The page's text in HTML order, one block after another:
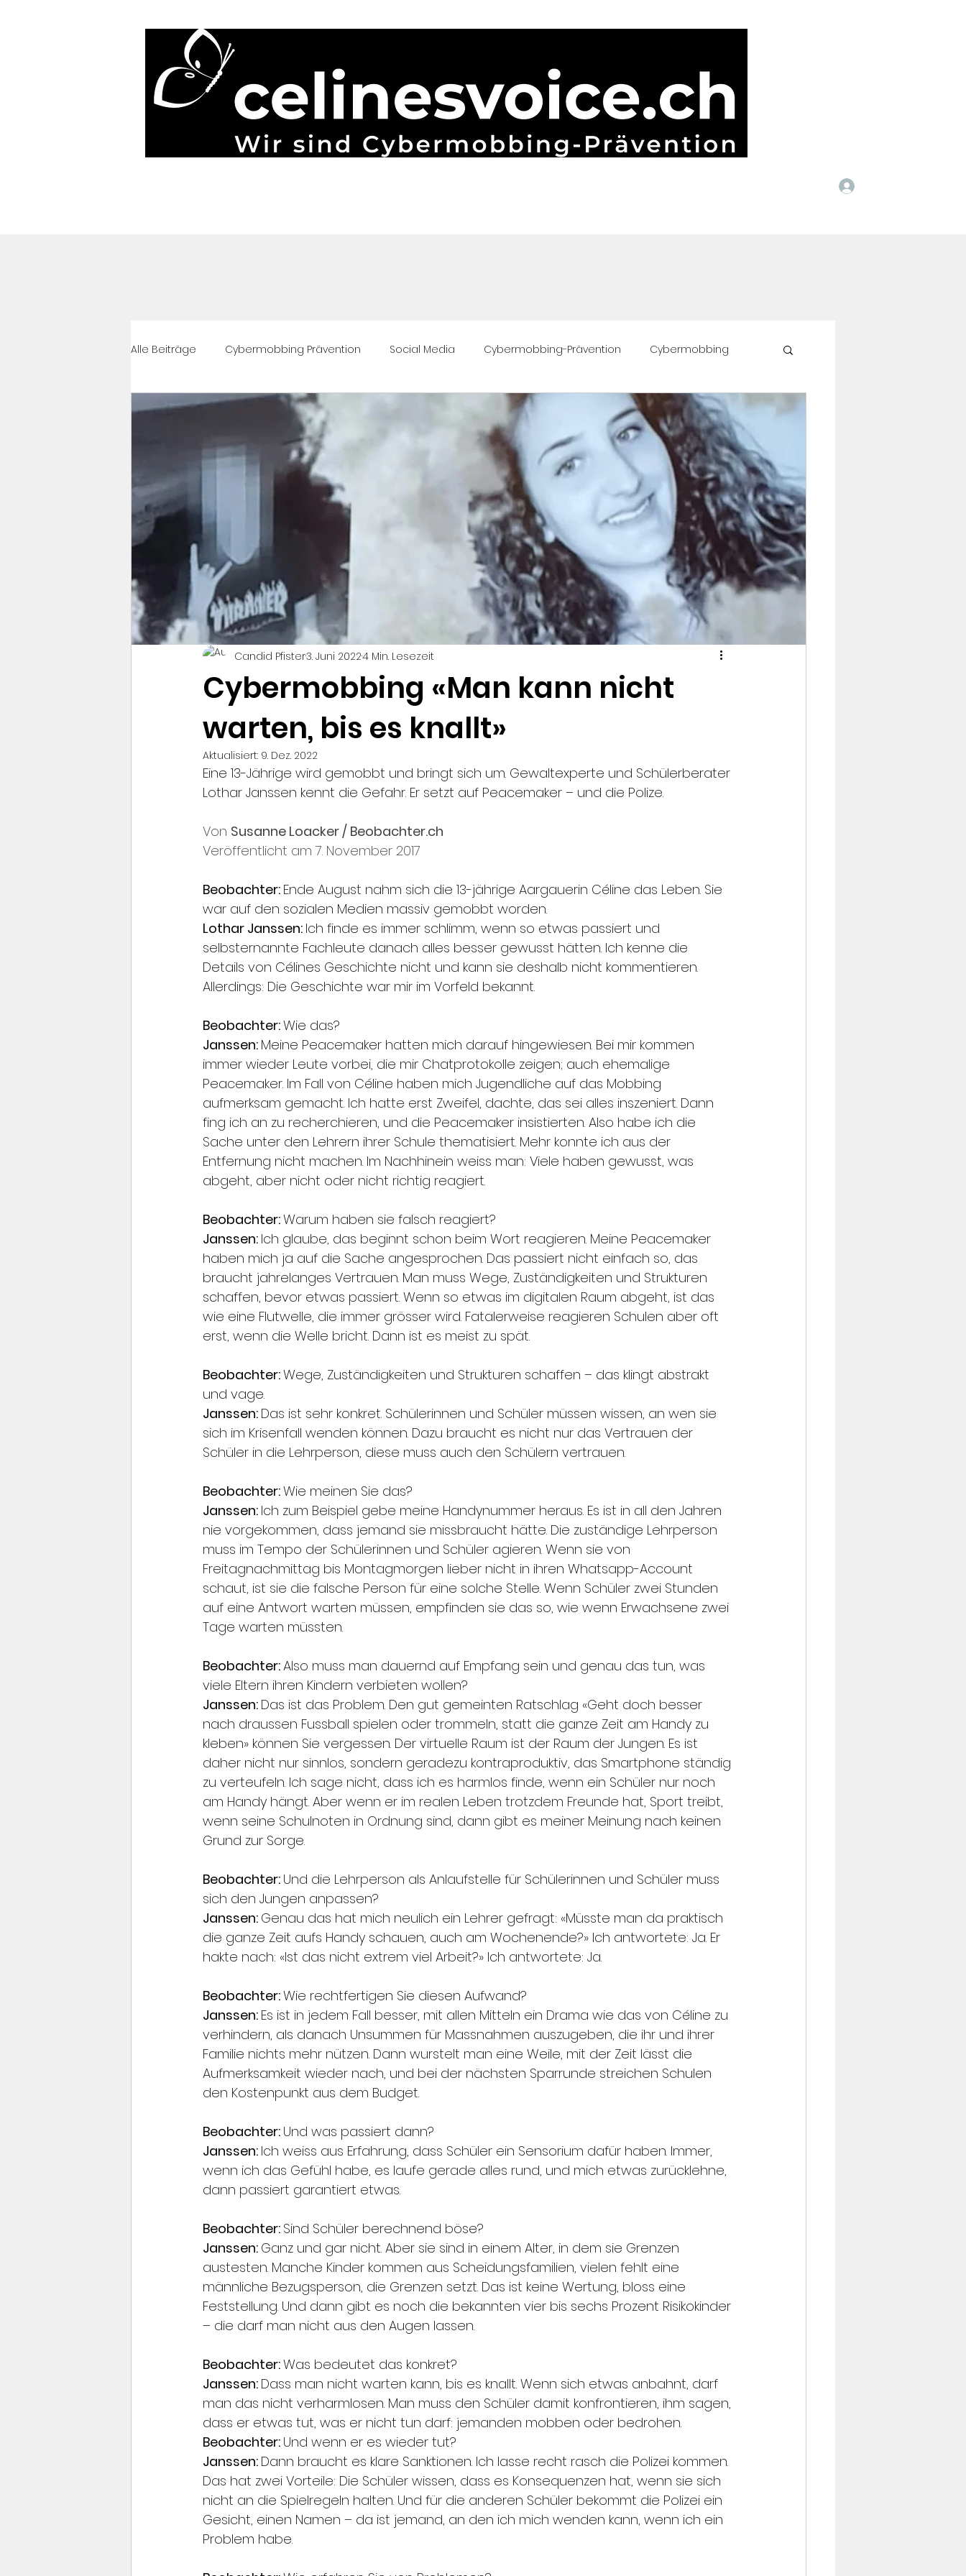
Alle Beiträge Cybermobbing Prävention Social Media Cybermobbing-Prävention Cybermobbing
#célinesvoice Cybermobbingfall Céline celinesvoice.ch Workshop #célinesvoice
PrixCourage Cybermobbinggesetz Nimo 🤍 🖤🖤🦋 Mobbing
Cybermobbing «Man kann nicht
warten, bis es knallt»
Candid Pfister3. Juni 20224 Min. Lesezeit
Aktualisiert: 9. Dez. 2022
Eine 13-Jährige wird gemobbt und bringt sich um. Gewaltexperte und Schülerberater
Lothar Janssen kennt die Gefahr. Er setzt auf Peacemaker – und die Polize.
Von Susanne Loacker / Beobachter.ch
Veröffentlicht am 7. November 2017
Beobachter: Ende August nahm sich die 13-jährige Aargauerin Céline das Leben. Sie
war auf den sozialen Medien massiv gemobbt worden.
Lothar Janssen: Ich finde es immer schlimm, wenn so etwas passiert und
selbsternannte Fachleute danach alles besser gewusst hätten. Ich kenne die
Details von Célines Geschichte nicht und kann sie deshalb nicht kommentieren.
Allerdings: Die Geschichte war mir im Vorfeld bekannt.
Beobachter: Wie das?
Janssen: Meine Peacemaker hatten mich darauf hingewiesen. Bei mir kommen
immer wieder Leute vorbei, die mir Chatprotokolle zeigen; auch ehemalige
Peacemaker. Im Fall von Céline haben mich Jugendliche auf das Mobbing
aufmerksam gemacht. Ich hatte erst Zweifel, dachte, das sei alles inszeniert. Dann
fing ich an zu recherchieren, und die Peacemaker insistierten. Also habe ich die
Sache unter den Lehrern ihrer Schule thematisiert. Mehr konnte ich aus der
Entfernung nicht machen. Im Nachhinein weiss man: Viele haben gewusst, was
abgeht, aber nicht oder nicht richtig reagiert.
Beobachter: Warum haben sie falsch reagiert?
Janssen: Ich glaube, das beginnt schon beim Wort reagieren. Meine Peacemaker
haben mich ja auf die Sache angesprochen. Das passiert nicht einfach so, das
braucht jahrelanges Vertrauen. Man muss Wege, Zuständigkeiten und Strukturen
schaffen, bevor etwas passiert. Wenn so etwas im digitalen Raum abgeht, ist das
wie eine Flutwelle, die immer grösser wird. Fatalerweise reagieren Schulen aber oft
erst, wenn die Welle bricht. Dann ist es meist zu spät.
Beobachter: Wege, Zuständigkeiten und Strukturen schaffen – das klingt abstrakt
und vage.
Janssen: Das ist sehr konkret. Schülerinnen und Schüler müssen wissen, an wen sie
sich im Krisenfall wenden können. Dazu braucht es nicht nur das Vertrauen der
Schüler in die Lehrperson, diese muss auch den Schülern vertrauen.
Beobachter: Wie meinen Sie das?
Janssen: Ich zum Beispiel gebe meine Handynummer heraus. Es ist in all den Jahren
nie vorgekommen, dass jemand sie missbraucht hätte. Die zuständige Lehrperson
muss im Tempo der Schülerinnen und Schüler agieren. Wenn sie von
Freitagnachmittag bis Montagmorgen lieber nicht in ihren Whatsapp-Account
schaut, ist sie die falsche Person für eine solche Stelle. Wenn Schüler zwei Stunden
auf eine Antwort warten müssen, empfinden sie das so, wie wenn Erwachsene zwei
Tage warten müssten.
Beobachter: Also muss man dauernd auf Empfang sein und genau das tun, was
viele Eltern ihren Kindern verbieten wollen?
Janssen: Das ist das Problem. Den gut gemeinten Ratschlag «Geht doch besser
nach draussen Fussball spielen oder trommeln, statt die ganze Zeit am Handy zu
kleben» können Sie vergessen. Der virtuelle Raum ist der Raum der Jungen. Es ist
daher nicht nur sinnlos, sondern geradezu kontraproduktiv, das Smartphone ständig
zu verteufeln. Ich sage nicht, dass ich es harmlos finde, wenn ein Schüler nur noch
am Handy hängt. Aber wenn er im realen Leben trotzdem Freunde hat, Sport treibt,
wenn seine Schulnoten in Ordnung sind, dann gibt es meiner Meinung nach keinen
Grund zur Sorge.
Beobachter: Und die Lehrperson als Anlaufstelle für Schülerinnen und Schüler muss
sich den Jungen anpassen?
Janssen: Genau das hat mich neulich ein Lehrer gefragt: «Müsste man da praktisch
die ganze Zeit aufs Handy schauen, auch am Wochenende?» Ich antwortete: Ja. Er
hakte nach: «Ist das nicht extrem viel Arbeit?» Ich antwortete: Ja.
Beobachter: Wie rechtfertigen Sie diesen Aufwand?
Janssen: Es ist in jedem Fall besser, mit allen Mitteln ein Drama wie das von Céline zu
verhindern, als danach Unsummen für Massnahmen auszugeben, die ihr und ihrer
Familie nichts mehr nützen. Dann wurstelt man eine Weile, mit der Zeit lässt die
Aufmerksamkeit wieder nach, und bei der nächsten Sparrunde streichen Schulen
den Kostenpunkt aus dem Budget.
Beobachter: Und was passiert dann?
Janssen: Ich weiss aus Erfahrung, dass Schüler ein Sensorium dafür haben. Immer,
wenn ich das Gefühl habe, es laufe gerade alles rund, und mich etwas zurücklehne,
dann passiert garantiert etwas.
Beobachter: Sind Schüler berechnend böse?
Janssen: Ganz und gar nicht. Aber sie sind in einem Alter, in dem sie Grenzen
austesten. Manche Kinder kommen aus Scheidungsfamilien, vielen fehlt eine
männliche Bezugsperson, die Grenzen setzt. Das ist keine Wertung, bloss eine
Feststellung. Und dann gibt es noch die bekannten vier bis sechs Prozent Risikokinder
– die darf man nicht aus den Augen lassen.
Beobachter: Was bedeutet das konkret?
Janssen: Dass man nicht warten kann, bis es knallt. Wenn sich etwas anbahnt, darf
man das nicht verharmlosen. Man muss den Schüler damit konfrontieren, ihm sagen,
dass er etwas tut, was er nicht tun darf: jemanden mobben oder bedrohen.
Beobachter: Und wenn er es wieder tut?
Janssen: Dann braucht es klare Sanktionen. Ich lasse recht rasch die Polizei kommen.
Das hat zwei Vorteile: Die Schüler wissen, dass es Konsequenzen hat, wenn sie sich
nicht an die Spielregeln halten. Und für die anderen Schüler bekommt die Polizei ein
Gesicht, einen Namen – da ist jemand, an den ich mich wenden kann, wenn ich ein
Problem habe.